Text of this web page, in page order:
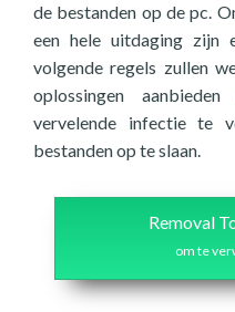
de bestanden op de pc.
een hele uitdaging zijn
volgende regels zullen
oplossingen
vervelende infectie te
bestanden op te slaan.
Removal
om te